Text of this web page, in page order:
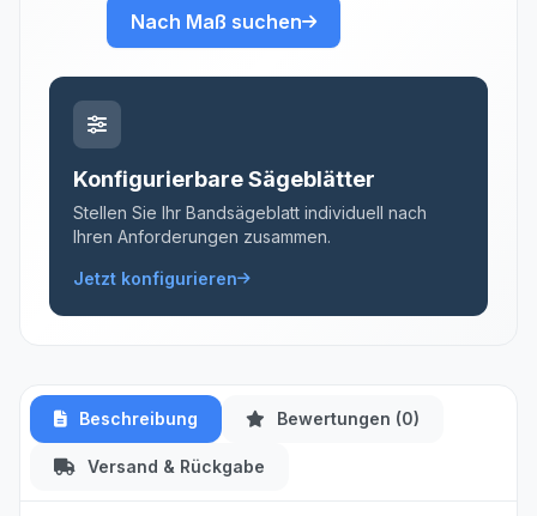
Nach Maß suchen
Konfigurierbare Sägeblätter
Stellen Sie Ihr Bandsägeblatt individuell nach
Ihren Anforderungen zusammen.
Jetzt konfigurieren
Beschreibung Bewertungen (0)
Versand & Rückgabe